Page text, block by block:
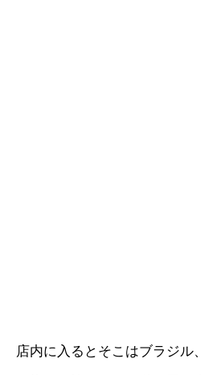
店内に入るとそこはブラジル